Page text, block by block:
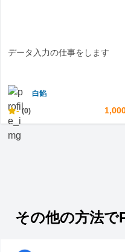
データ入力の仕事をします
白餡
- (0)
その他の方法